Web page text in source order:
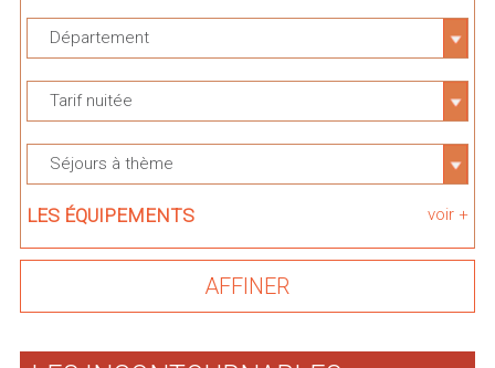
Département
Tarif nuitée
Séjours à thème
LES ÉQUIPEMENTS voir +